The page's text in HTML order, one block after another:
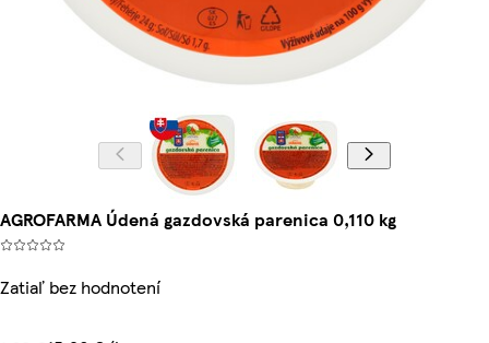
AGROFARMA Údená gazdovská parenica 0,110 kg
Zatiaľ bez hodnotení